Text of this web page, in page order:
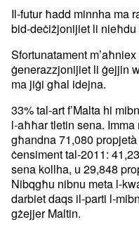
Il-futur ħadd minnha ma
bid-deċiżjonijiet li nieħdu
Sfortunatament
ġenerazzjonijiet li ġejjin
ma jiġi għal idejna.
33% tal-art f’Malta hi
l-aħħar tletin sena.
għandna 71,080
ċensiment tal-2011:
sena kollha, u 29,848
Nibqgħu nibnu meta l-
darbiet daqs il-parti l-
gżejjer Maltin.